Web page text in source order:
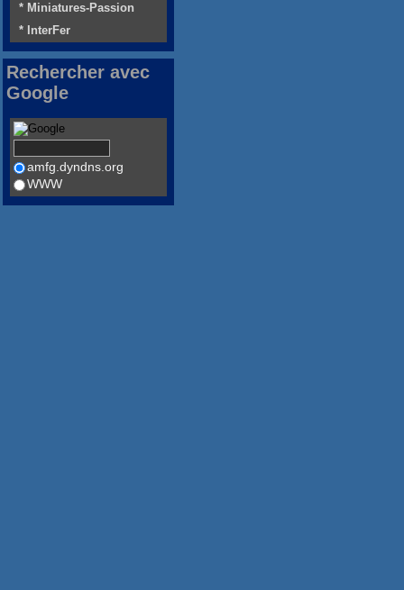
* Miniatures-Passion
* InterFer
Rechercher avec
Google
amfg.dyndns.org
WWW